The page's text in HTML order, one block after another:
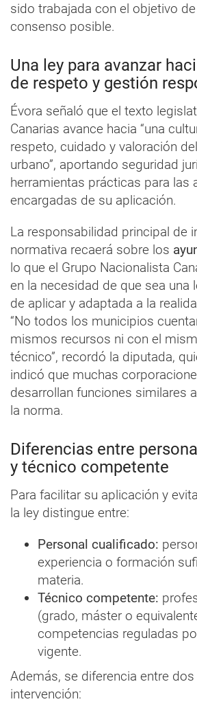
sido trabajada con el objetivo
consenso posible.
Una ley para avanzar
de respeto y gestión
Évora señaló que el texto
Canarias avance hacia “una
respeto, cuidado y valoración
urbano”, aportando seguridad
herramientas prácticas para las
encargadas de su aplicación.
La responsabilidad principal de
normativa recaerá sobre los
lo que el Grupo Nacionalista
en la necesidad de que sea una
de aplicar y adaptada a la
“No todos los municipios
mismos recursos ni con el
técnico”, recordó la diputada,
indicó que muchas
desarrollan funciones similares
la norma.
Diferencias entre
y técnico competente
Para facilitar su aplicación y
la ley distingue entre:
Personal cualificado:
experiencia o formación
materia.
Técnico competente:
(grado, máster o
competencias reguladas
vigente.
Además, se diferencia entre
intervención: